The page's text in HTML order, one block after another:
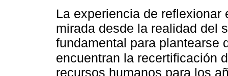
La experiencia de
mirada desde la realidad del
fundamental para plantearse
encuentran la recertificación
recursos humanos para los